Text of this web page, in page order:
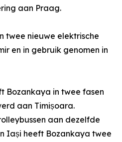
aan Praag.
twee nieuwe elektrische
en in gebruik genomen in
Bozankaya in twee fasen
aan Timișoara.
aan dezelfde
Iași heeft Bozankaya twee